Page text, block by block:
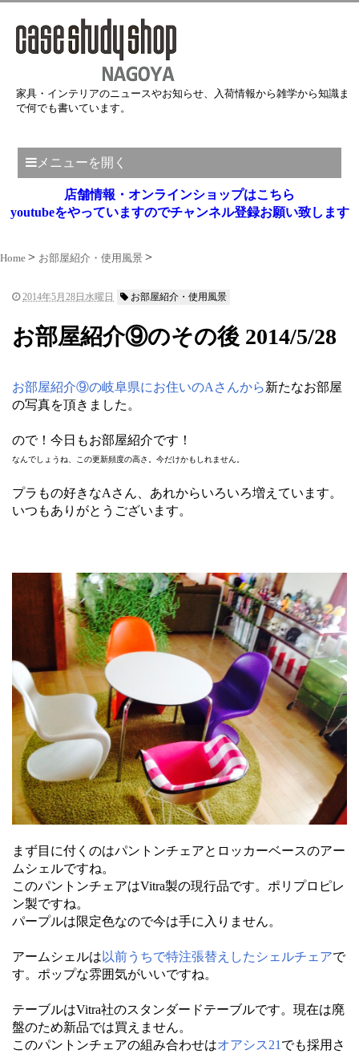
家具・インテリアのニュースやお知らせ、入荷情報から雑学から知識ま
で何でも書いています。
メニューを開く
店舗情報・オンラインショップはこちら
youtubeをやっていますのでチャンネル登録お願い致します
Home お部屋紹介・使用風景
2014年5月28日水曜日 お部屋紹介・使用風景
お部屋紹介⑨のその後 2014/5/28
お部屋紹介⑨の岐阜県にお住いのAさんから新たなお部屋
の写真を頂きました。
ので！今日もお部屋紹介です！
なんでしょうね、この更新頻度の高さ。今だけかもしれません。
プラもの好きなAさん、あれからいろいろ増えています。
いつもありがとうございます。
まず目に付くのはパントンチェアとロッカーベースのアー
ムシェルですね。
このパントンチェアはVitra製の現行品です。ポリプロピレ
ン製ですね。
パープルは限定色なので今は手に入りません。
アームシェルは 以前うちで特注張替えしたシェルチェアで
す。ポップな雰囲気がいいですね。
テーブルはVitra社のスタンダードテーブルです。現在は廃
盤のため新品では買えません。
このパントンチェアの組み合わせはオアシス21 でも採用さ